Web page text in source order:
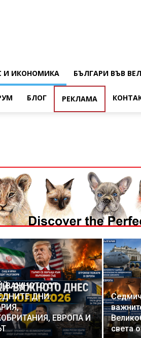
И ИКОНОМИКА БЪЛГАРИ ВЪВ
БЛОГ РЕКЛАМА
ВАЖНОТО ОТ
ДНИ:
ЕВРОПА И
света